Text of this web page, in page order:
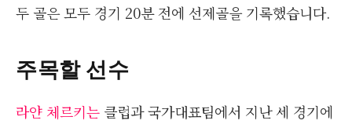
두 골은 모두 경기 20분 전에 선제골을 기록했습니다.
주목할 선수
라얀 체르키는 클럽과 국가대표팀에서 지난 세 경기에